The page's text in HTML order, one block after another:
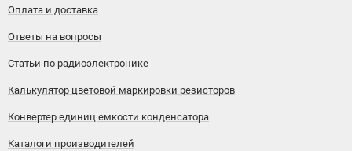
Оплата и доставка
Ответы на вопросы
Статьи по радиоэлектронике
Калькулятор цветовой маркировки резисторов
Конвертер единиц емкости конденсатора
Каталоги производителей